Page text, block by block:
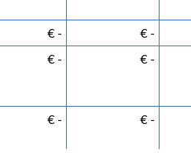
€ -
€ -
€ - € -
€ - € -